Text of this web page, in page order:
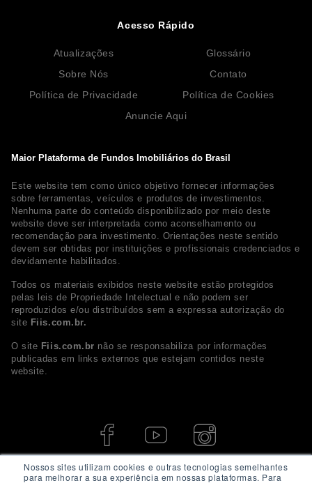
Nossos sites utilizam cookies e outras tecnologias semelhantes
para melhorar a sua experiência em nossas plataformas. Para
Maior Plataforma de Fundos Imobiliários do Brasil
Este website tem como único objetivo fornecer informações
sobre ferramentas, veículos e produtos de investimentos.
Nenhuma parte do conteúdo disponibilizado por meio deste
website deve ser interpretada como aconselhamento ou
recomendação para investimento. Orientações neste sentido
devem ser obtidas por instituições e profissionais credenciados e
devidamente habilitados.
Todos os materiais exibidos neste website estão protegidos
pelas leis de Propriedade Intelectual e não podem ser
reproduzidos e/ou distribuídos sem a expressa autorização do
site Fiis.com.br.
O site Fiis.com.br não se responsabiliza por informações
publicadas em links externos que estejam contidos neste
website.
Acesso Rápido
Atualizações
Glossário
Sobre Nós
Contato
Política de Privacidade
Política de Cookies
Anuncie Aqui